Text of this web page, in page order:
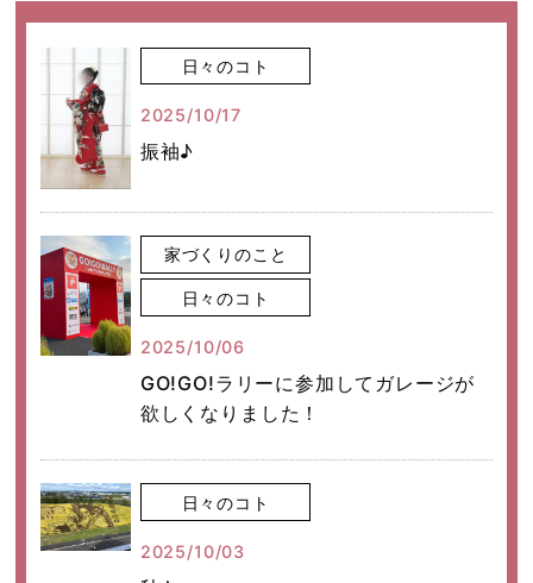
日々のコト
2025/10/17
振袖♪
家づくりのこと
日々のコト
2025/10/06
GO!GO!ラリーに参加してガレージが
欲しくなりました！
日々のコト
2025/10/03